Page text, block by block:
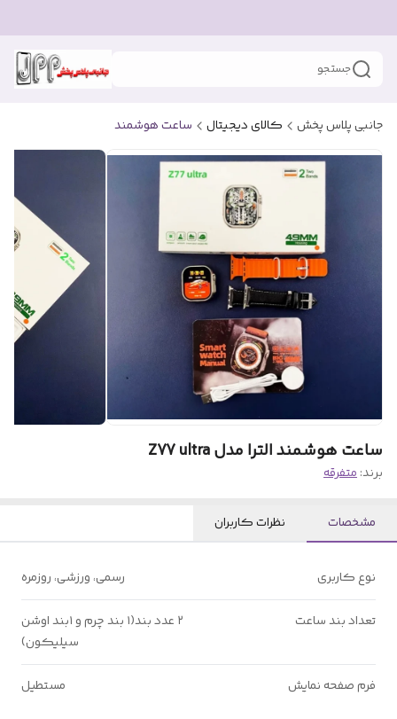
جستجو
جانبی پلاس پخش کالای دیجیتال ساعت هوشمند
ساعت هوشمند الترا مدل Z77 ultra
برند:متفرقه
مشخصات نظرات کاربران
نوع کاربری رسمی، ورزشی، روزمره
تعداد بند ساعت
۲ عدد بند(۱ بند چرم و ۱بند اوشن
سیلیکون)
فرم صفحه نمایش مستطیل